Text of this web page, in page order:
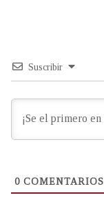
Suscribir
0 COMENTARIOS